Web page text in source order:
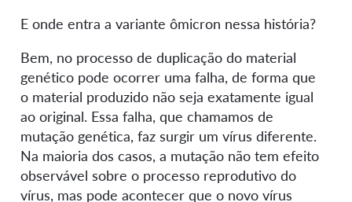
E onde entra a variante ômicron nessa história?
Bem, no processo de duplicação do material
genético pode ocorrer uma falha, de forma que
o material produzido não seja exatamente igual
ao original. Essa falha, que chamamos de
mutação genética, faz surgir um vírus diferente.
Na maioria dos casos, a mutação não tem efeito
observável sobre o processo reprodutivo do
vírus, mas pode acontecer que o novo vírus